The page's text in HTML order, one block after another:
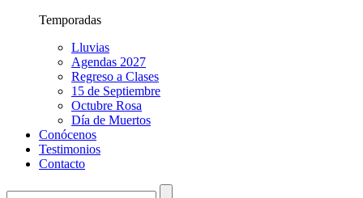
Temporadas
Lluvias
Agendas 2027
Regreso a Clases
15 de Septiembre
Octubre Rosa
Día de Muertos
Conócenos
Testimonios
Contacto